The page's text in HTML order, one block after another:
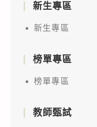
新生專區
新生專區
榜單專區
榜單專區
教師甄試